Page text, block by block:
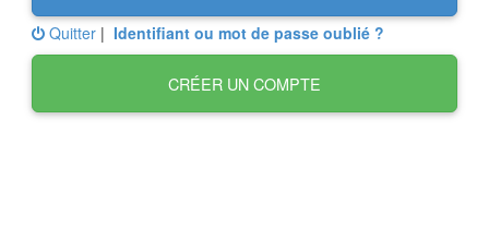
Quitter | Identifiant ou mot de passe oublié ?
CRÉER UN COMPTE